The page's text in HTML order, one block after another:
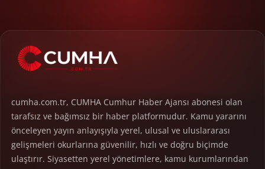
cumha.com.tr, CUMHA Cumhur Haber Ajansı abonesi olan
tarafsız ve bağımsız bir haber platformudur. Kamu yararını
önceleyen yayın anlayışıyla yerel, ulusal ve uluslararası
gelişmeleri okurlarına güvenilir, hızlı ve doğru biçimde
ulaştırır. Siyasetten yerel yönetimlere, kamu kurumlarından